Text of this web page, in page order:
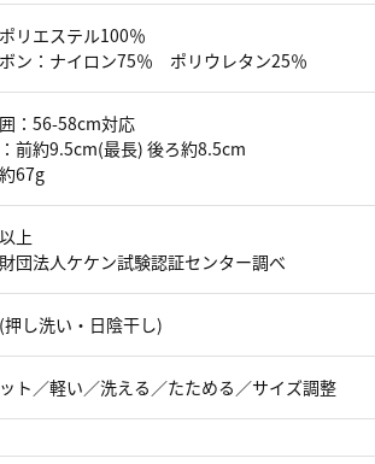
リエステル100％
ン：ナイロン75％ ポリウレタン25％
：56-58cm対応
前約9.5cm(最長) 後ろ約8.5cm
67g
上
団法人ケケン試験認証センター調べ
し洗い・日陰干し)
ト／軽い／洗える／たためる／サイズ調整